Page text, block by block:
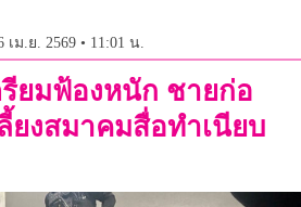
เม.ย. 2569 • 11:01 น.
รียมฟ้องหนัก ชายก่อ
ยงสมาคมสื่อทำเนียบ